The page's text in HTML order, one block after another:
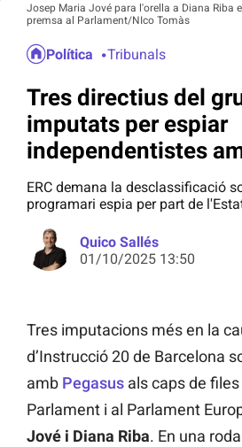
Josep Maria Jové para l'orella a Diana Riba
premsa al Parlament/NIco Tomàs
Política Tribunals
Tres directius del
imputats per espiar
independentistes
ERC demana la desclassificació
programari espia per part de
Quico Sallés
01/10/2025 13:50
Tres imputacions més en la
d’Instrucció 20 de Barcelona
amb Pegasus als caps de files
Parlament i al Parlament
Jové i Diana Riba. En una